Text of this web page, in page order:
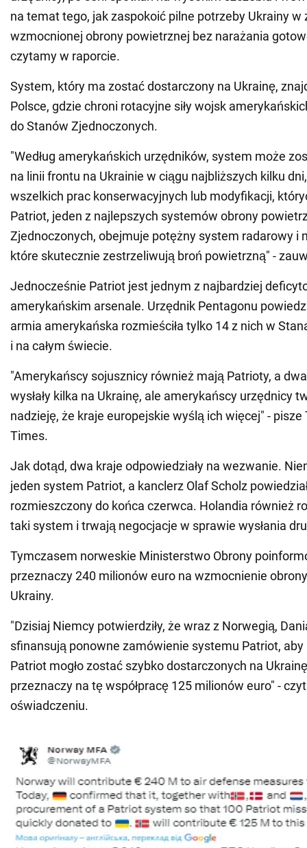
na temat tego, jak zaspokoić pilne potrzeby Ukrainy w
wzmocnionej obrony powietrznej bez narażania
czytamy w raporcie.
System, który ma zostać dostarczony na Ukrainę,
Polsce, gdzie chroni rotacyjne siły wojsk
do Stanów Zjednoczonych.
"Według amerykańskich urzędników, system może
na linii frontu na Ukrainie w ciągu najbliższych kilku
wszelkich prac konserwacyjnych lub modyfikacji,
Patriot, jeden z najlepszych systemów obrony
Zjednoczonych, obejmuje potężny system radarowy i
które skutecznie zestrzeliwują broń powietrzną" -
Jednocześnie Patriot jest jednym z najbardziej
amerykańskim arsenale. Urzędnik Pentagonu
armia amerykańska rozmieściła tylko 14 z nich w
i na całym świecie.
"Amerykańscy sojusznicy również mają Patrioty, a
wysłały kilka na Ukrainę, ale amerykańscy urzędnicy
nadzieję, że kraje europejskie wyślą ich więcej" - pisze
Times.
Jak dotąd, dwa kraje odpowiedziały na wezwanie.
jeden system Patriot, a kanclerz Olaf Scholz
rozmieszczony do końca czerwca. Holandia również
taki system i trwają negocjacje w sprawie wysłania
Tymczasem norweskie Ministerstwo Obrony
przeznaczy 240 milionów euro na wzmocnienie
Ukrainy.
"Dzisiaj Niemcy potwierdziły, że wraz z Norwegią,
sfinansują ponowne zamówienie systemu Patriot,
Patriot mogło zostać szybko dostarczonych na
przeznaczy na tę współpracę 125 milionów euro" -
oświadczeniu.